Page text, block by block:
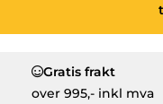
Gratis frakt
over 995,- inkl mva